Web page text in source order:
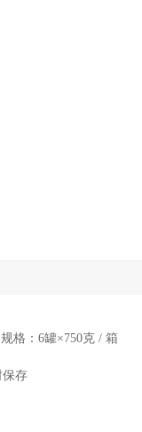
规格：6罐×750克 / 箱
保存